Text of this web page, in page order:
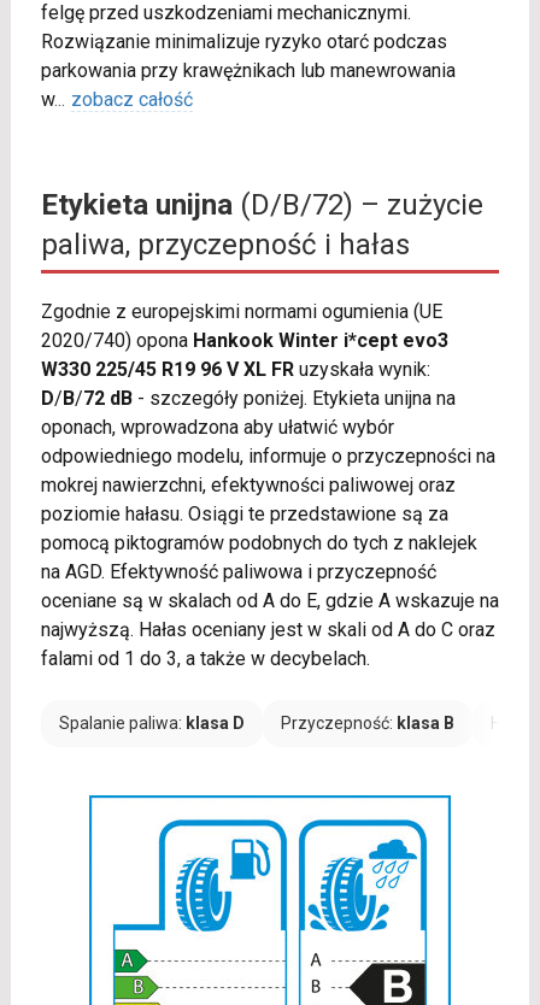
felgę przed uszkodzeniami mechanicznymi.
Rozwiązanie minimalizuje ryzyko otarć podczas
parkowania przy krawężnikach lub manewrowania
w... zobacz całość
Etykieta unijna(D/B/72) – zużycie
paliwa, przyczepność i hałas
Zgodnie z europejskimi normami ogumienia (UE
2020/740) opona Hankook Winter i*cept evo3
W330 225/45 R19 96 V XL FRuzyskała wynik:
D/B/72 dB- szczegóły poniżej. Etykieta unijna na
oponach, wprowadzona aby ułatwić wybór
odpowiedniego modelu, informuje o przyczepności na
mokrej nawierzchni, efektywności paliwowej oraz
poziomie hałasu. Osiągi te przedstawione są za
pomocą piktogramów podobnych do tych z naklejek
na AGD. Efektywność paliwowa i przyczepność
oceniane są w skalach od A do E, gdzie A wskazuje na
najwyższą. Hałas oceniany jest w skali od A do C oraz
falami od 1 do 3, a także w decybelach.
Spalanie paliwa: klasa D Przyczepność: klasa B